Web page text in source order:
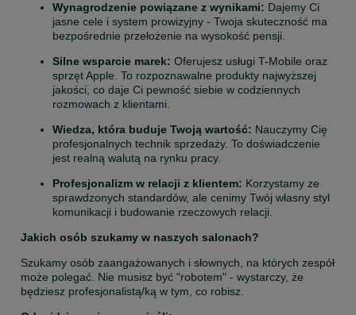
Wynagrodzenie powiązane z wynikami: Dajemy Ci
jasne cele i system prowizyjny - Twoja skuteczność ma
bezpośrednie przełożenie na wysokość pensji.
Silne wsparcie marek: Oferujesz usługi T-Mobile oraz
sprzęt Apple. To rozpoznawalne produkty najwyższej
jakości, co daje Ci pewność siebie w codziennych
rozmowach z klientami.
Wiedza, która buduje Twoją wartość: Nauczymy Cię
profesjonalnych technik sprzedaży. To doświadczenie
jest realną walutą na rynku pracy.
Profesjonalizm w relacji z klientem: Korzystamy ze
sprawdzonych standardów, ale cenimy Twój własny styl
komunikacji i budowanie rzeczowych relacji.
Jakich osób szukamy w naszych salonach?
Szukamy osób zaangażowanych i słownych, na których zespół
może polegać. Nie musisz być "robotem" - wystarczy, że
będziesz profesjonalistą/ką w tym, co robisz.